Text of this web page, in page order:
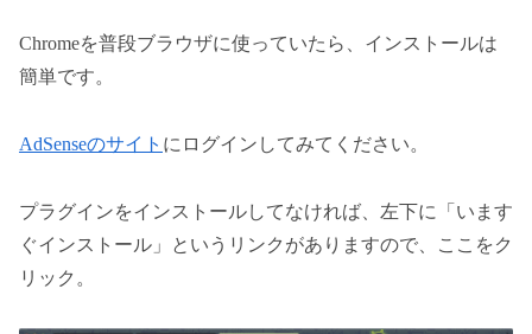
Chromeを普段ブラウザに使っていたら、インストールは
簡単です。
AdSenseのサイト にログインしてみてください。
プラグインをインストールしてなければ、左下に「います
ぐインストール」というリンクがありますので、ここをク
リック。